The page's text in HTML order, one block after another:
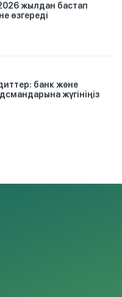
жылдан бастап
өзгереді
банк және
жүгініңіз